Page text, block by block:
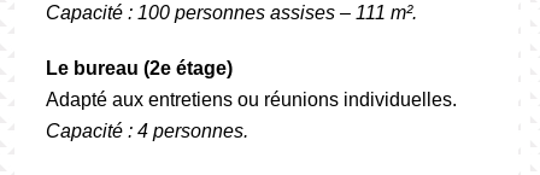
Capacité : 100 personnes assises – 111 m².
Le bureau (2e étage)
Adapté aux entretiens ou réunions individuelles.
Capacité : 4 personnes.